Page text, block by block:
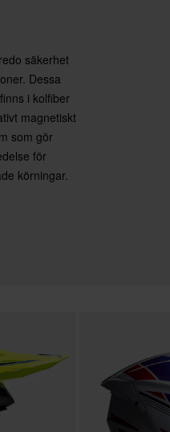
säkerhet
Dessa
i kolfiber
magnetiskt
som gör
för
körningar.